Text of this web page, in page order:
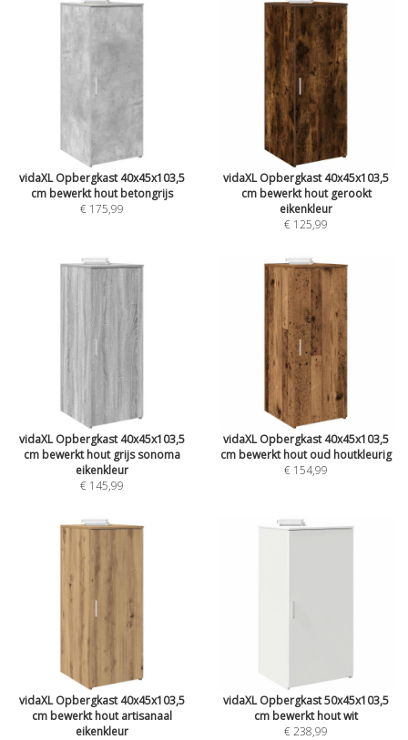
vidaXL Opbergkast 40x45x103,5
cm bewerkt hout betongrijs
€ 175,99
vidaXL Opbergkast 40x45x103,5
cm bewerkt hout gerookt
eikenkleur
€ 125,99
vidaXL Opbergkast 40x45x103,5
cm bewerkt hout grijs sonoma
eikenkleur
€ 145,99
vidaXL Opbergkast 40x45x103,5
cm bewerkt hout oud houtkleurig
€ 154,99
vidaXL Opbergkast 40x45x103,5
cm bewerkt hout artisanaal
eikenkleur
vidaXL Opbergkast 50x45x103,5
cm bewerkt hout wit
€ 238,99